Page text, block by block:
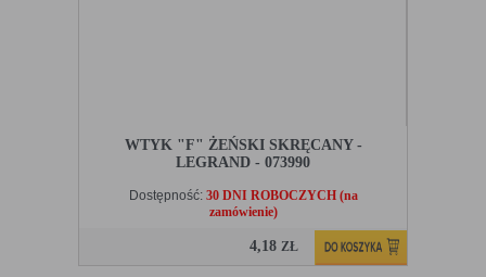
WTYK "F" ŻEŃSKI SKRĘCANY -
LEGRAND - 073990
Dostępność: 30 DNI ROBOCZYCH (na
zamówienie)
4,18 ZŁ